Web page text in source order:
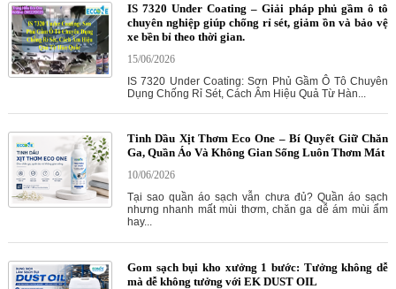
IS 7320 Under Coating – Giải pháp phủ gầm ô tô
chuyên nghiệp giúp chống rỉ sét, giảm ồn và bảo vệ
xe bền bỉ theo thời gian.
15/06/2026
IS 7320 Under Coating: Sơn Phủ Gầm Ô Tô Chuyên
Dụng Chống Rỉ Sét, Cách Âm Hiệu Quả Từ Hàn...
Tinh Dầu Xịt Thơm Eco One – Bí Quyết Giữ Chăn
Ga, Quần Áo Và Không Gian Sống Luôn Thơm Mát
10/06/2026
Tại sao quần áo sạch vẫn chưa đủ? Quần áo sạch
nhưng nhanh mất mùi thơm, chăn ga dễ ám mùi ẩm
hay...
Gom sạch bụi kho xưởng 1 bước: Tưởng không dễ
mà dễ không tưởng với EK DUST OIL